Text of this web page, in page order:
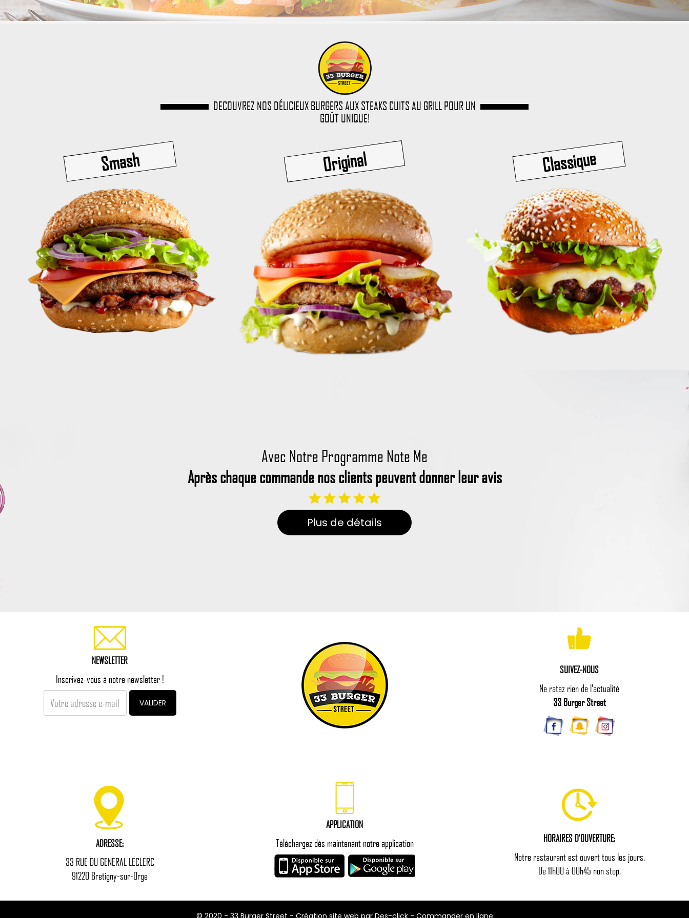
DECOUVREZ NOS DÉLICIEUX BURGERS AUX STEAKS CUITS AU GRILL POUR UN
GOÛT UNIQUE!
Smash Original Classique
Avec Notre Programme Note Me
Après chaque commande nos clients peuvent donner leur avis
Plus de détails
NEWSLETTER
Inscrivez-vous à notre newsletter !
VALIDER
SUIVEZ-NOUS
Ne ratez rien de l'actualité
33 Burger Street
ADRESSE:
33 RUE DU GENERAL LECLERC
91220 Bretigny-sur-Orge
APPLICATION
Téléchargez dès maintenant notre application HORAIRES D'OUVERTURE:
Notre restaurant est ouvert tous les jours.
De 11h00 à 00h45 non stop.
© 2020 - 33 Burger Street - Création site web par Des-click- Commander en ligne